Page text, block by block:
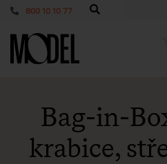
800 10 10 77
PackShop
Bag-in-
krabice,